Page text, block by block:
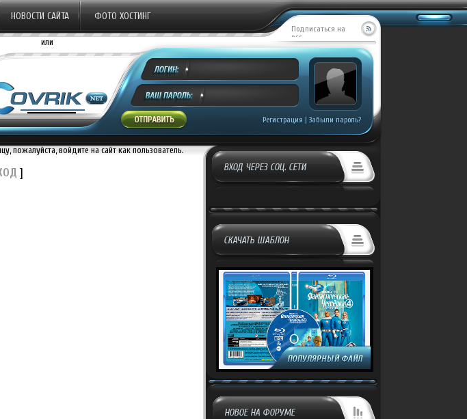
НОВОСТИ САЙТА ФОТО ХОСТИНГ
Подписаться на
RSS
Регистрация | Забыли пароль?
или
пожалуйста, войдите на сайт как пользователь.
] ВХОД ЧЕРЕЗ СОЦ. СЕТИ
СКАЧАТЬ ШАБЛОН
НОВОЕ НА ФОРУМЕ